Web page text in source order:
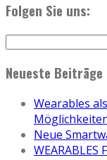
Folgen Sie uns:
Neueste Beiträge
Wearables
Neue
WEARABLES